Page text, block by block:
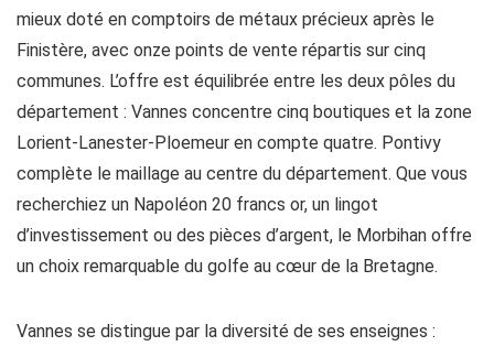
mieux doté en comptoirs de métaux précieux après le
Finistère, avec onze points de vente répartis sur cinq
communes. L’offre est équilibrée entre les deux pôles du
département : Vannes concentre cinq boutiques et la zone
Lorient-Lanester-Ploemeur en compte quatre. Pontivy
complète le maillage au centre du département. Que vous
recherchiez un Napoléon 20 francs or, un lingot
d’investissement ou des pièces d’argent, le Morbihan offre
un choix remarquable du golfe au cœur de la Bretagne.
Vannes se distingue par la diversité de ses enseignes :